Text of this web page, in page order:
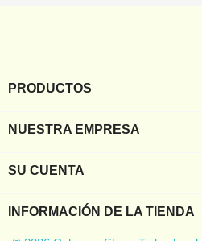
PRODUCTOS
NUESTRA EMPRESA
SU CUENTA
INFORMACIÓN DE LA TIENDA